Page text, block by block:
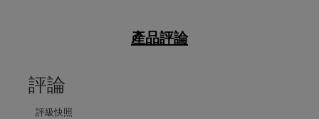
產品評論
評論
評級快照